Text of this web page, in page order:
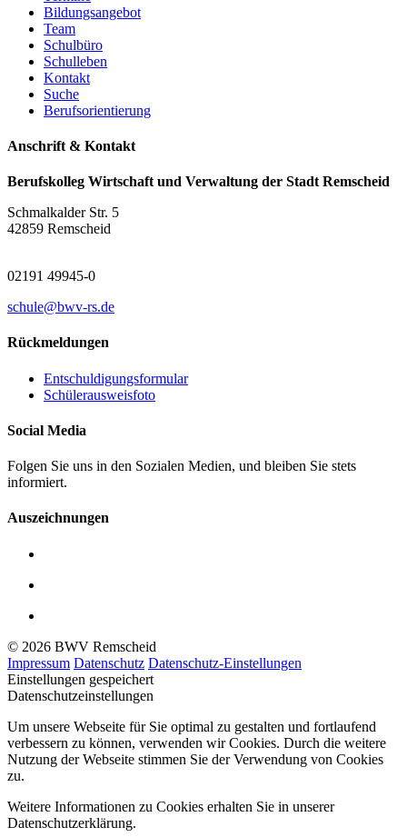
Bildungsangebot
Team
Schulbüro
Schulleben
Kontakt
Suche
Berufsorientierung
Anschrift & Kontakt
Berufskolleg Wirtschaft und Verwaltung der Stadt Remscheid
Schmalkalder Str. 5
42859 Remscheid
02191 49945-0
schule@bwv-rs.de
Rückmeldungen
Entschuldigungsformular
Schülerausweisfoto
Social Media
Folgen Sie uns in den Sozialen Medien, und bleiben Sie stets
informiert.
Auszeichnungen
© 2026 BWV Remscheid
Impressum Datenschutz Datenschutz-Einstellungen
Einstellungen gespeichert
Datenschutzeinstellungen
Um unsere Webseite für Sie optimal zu gestalten und fortlaufend
verbessern zu können, verwenden wir Cookies. Durch die weitere
Nutzung der Webseite stimmen Sie der Verwendung von Cookies
zu.
Weitere Informationen zu Cookies erhalten Sie in unserer
Datenschutzerklärung.